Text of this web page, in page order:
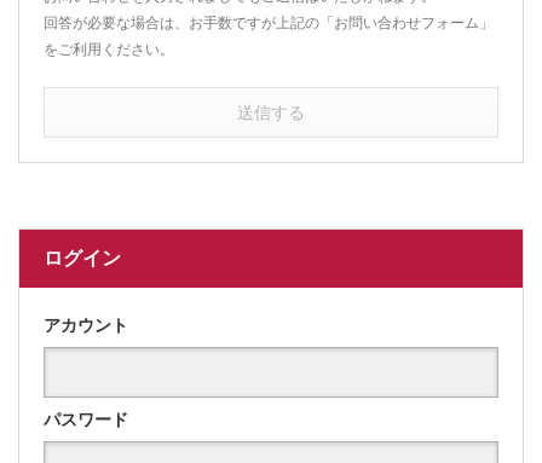
回答が必要な場合は、お手数ですが上記の「お問い合わせフォーム」
をご利用ください。
送信する
ログイン
アカウント
パスワード